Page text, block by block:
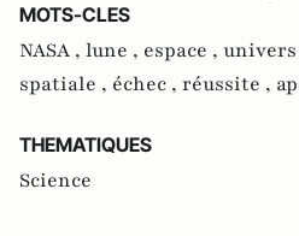
MOTS-CLES
NASA , lune , espace , univers
spatiale , échec , réussite ,
THEMATIQUES
Science